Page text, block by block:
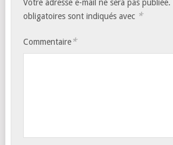
Votre adresse e-mail ne sera pas publiée.
obligatoires sont indiqués avec *
Commentaire*